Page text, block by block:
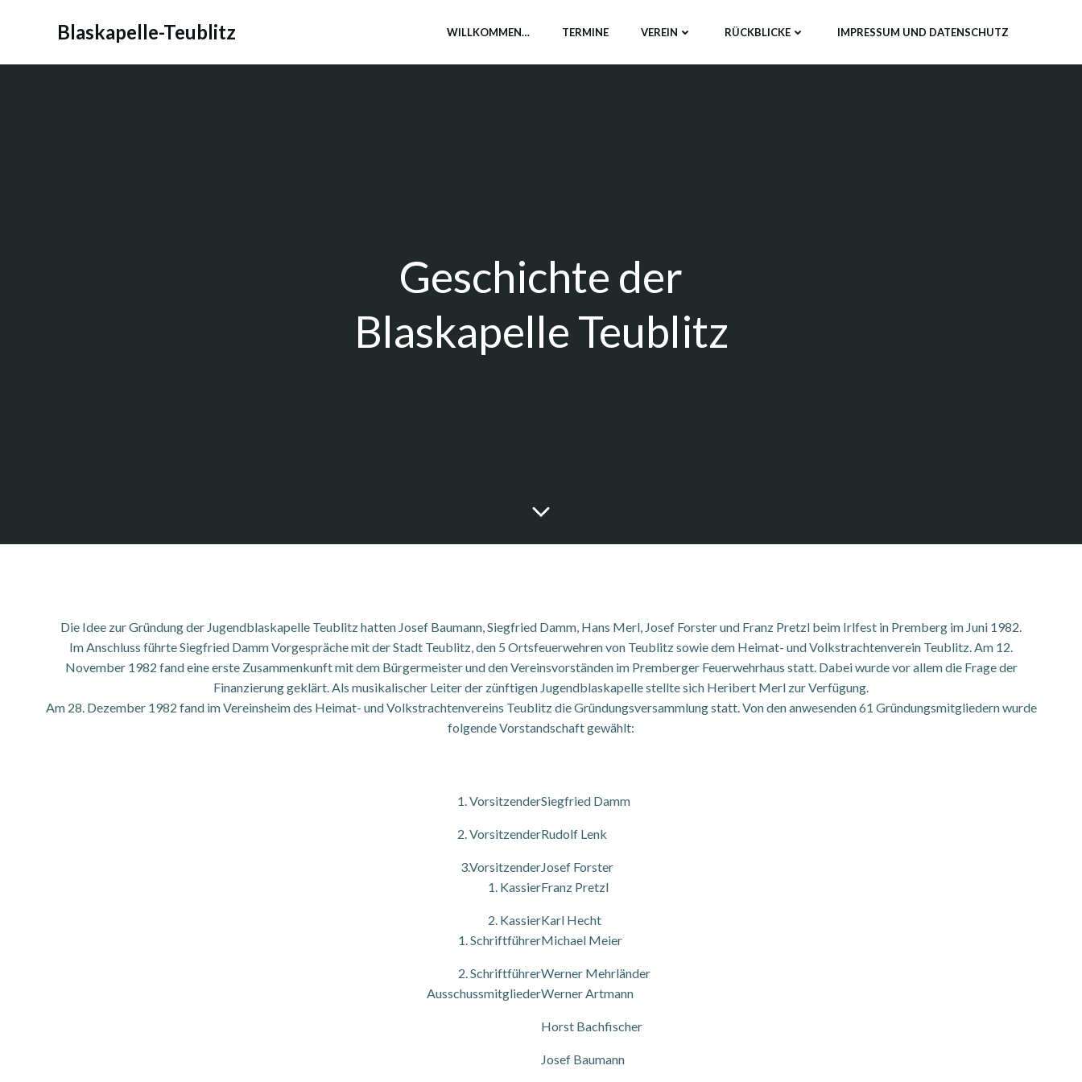
Blaskapelle-Teublitz WILLKOMMEN… TERMINE VEREIN RÜCKBLICKE IMPRESSUM UND DATENSCHUTZ
Geschichte der
Blaskapelle Teublitz
Die Idee zur Gründung der Jugendblaskapelle Teublitz hatten Josef Baumann, Siegfried Damm, Hans Merl, Josef Forster und Franz Pretzl beim Irlfest in Premberg im Juni 1982.
Im Anschluss führte Siegfried Damm Vorgespräche mit der Stadt Teublitz, den 5 Ortsfeuerwehren von Teublitz sowie dem Heimat- und Volkstrachtenverein Teublitz. Am 12.
November 1982 fand eine erste Zusammenkunft mit dem Bürgermeister und den Vereinsvorständen im Premberger Feuerwehrhaus statt. Dabei wurde vor allem die Frage der
Finanzierung geklärt. Als musikalischer Leiter der zünftigen Jugendblaskapelle stellte sich Heribert Merl zur Verfügung.
Am 28. Dezember 1982 fand im Vereinsheim des Heimat- und Volkstrachtenvereins Teublitz die Gründungsversammlung statt. Von den anwesenden 61 Gründungsmitgliedern wurde
folgende Vorstandschaft gewählt:
1. Vorsitzender
2. Vorsitzender
3.Vorsitzender
Siegfried Damm
Rudolf Lenk
Josef Forster
1. Kassier
2. Kassier
Franz Pretzl
Karl Hecht
1. Schriftführer
2. Schriftführer
Michael Meier
Werner Mehrländer
AusschussmitgliederWerner Artmann
Horst Bachfischer
Josef Baumann